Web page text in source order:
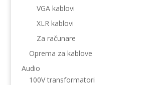
VGA kablovi
XLR kablovi
Za računare
Oprema za kablove
Audio
100V transformatori